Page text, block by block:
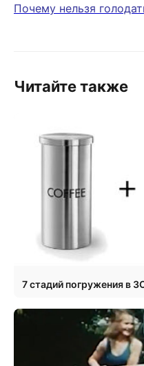
Почему нельзя
Читайте также
7 стадий погружения в